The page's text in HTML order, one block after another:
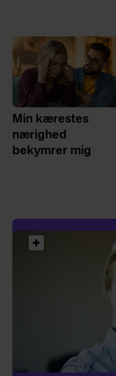
Min kærestes
nærighed
bekymrer mig